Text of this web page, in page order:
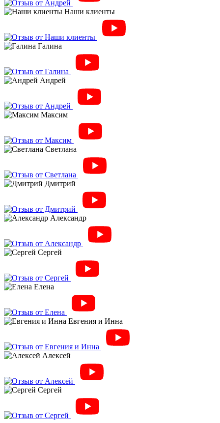
Наши клиенты
Галина
Андрей
Максим
Светлана
Дмитрий
Александр
Сергей
Елена
Евгения и Инна
Алексей
Сергей